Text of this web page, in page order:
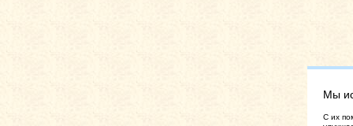
Мы
C их